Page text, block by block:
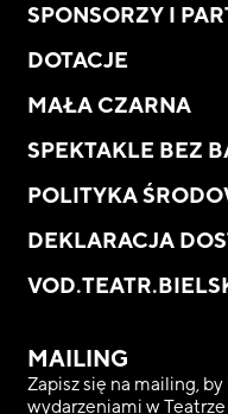
SPONSORZY I
DOTACJE
MAŁA CZARNA
SPEKTAKLE BEZ
POLITYKA
DEKLARACJA
MAILING
Zapisz się na mailing,
wydarzeniami w